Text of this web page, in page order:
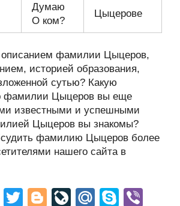
Думаю
О ком?
Цыцерове
описанием фамилии Цыцеров,
историей образования,
сутью? Какую
фамилии Цыцеров вы еще
известными и успешными
Цыцеров вы знакомы?
фамилию Цыцеров более
нашего сайта в
F
T
Bl Li
M S